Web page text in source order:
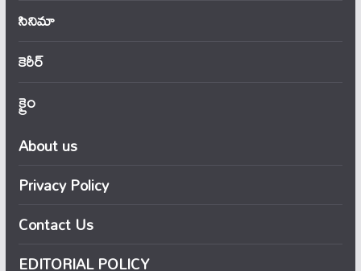
సినిమా
కెరీర్
క్రైం
About us
Privacy Policy
Contact Us
EDITORIAL POLICY